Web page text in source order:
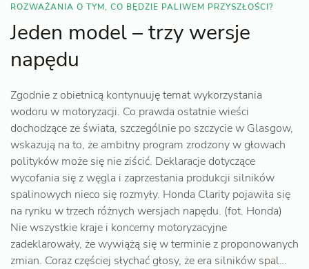
ROZWAŻANIA O TYM, CO BĘDZIE PALIWEM PRZYSZŁOŚCI?
Jeden model – trzy wersje
napędu
Zgodnie z obietnicą kontynuuję temat wykorzystania
wodoru w motoryzacji. Co prawda ostatnie wieści
dochodzące ze świata, szczególnie po szczycie w Glasgow,
wskazują na to, że ambitny program zrodzony w głowach
polityków może się nie ziścić. Deklaracje dotyczące
wycofania się z węgla i zaprzestania produkcji silników
spalinowych nieco się rozmyły. Honda Clarity pojawiła się
na rynku w trzech różnych wersjach napędu. (fot. Honda)
Nie wszystkie kraje i koncerny motoryzacyjne
zadeklarowały, że wywiążą się w terminie z proponowanych
zmian. Coraz częściej słychać głosy, że era silników spal…